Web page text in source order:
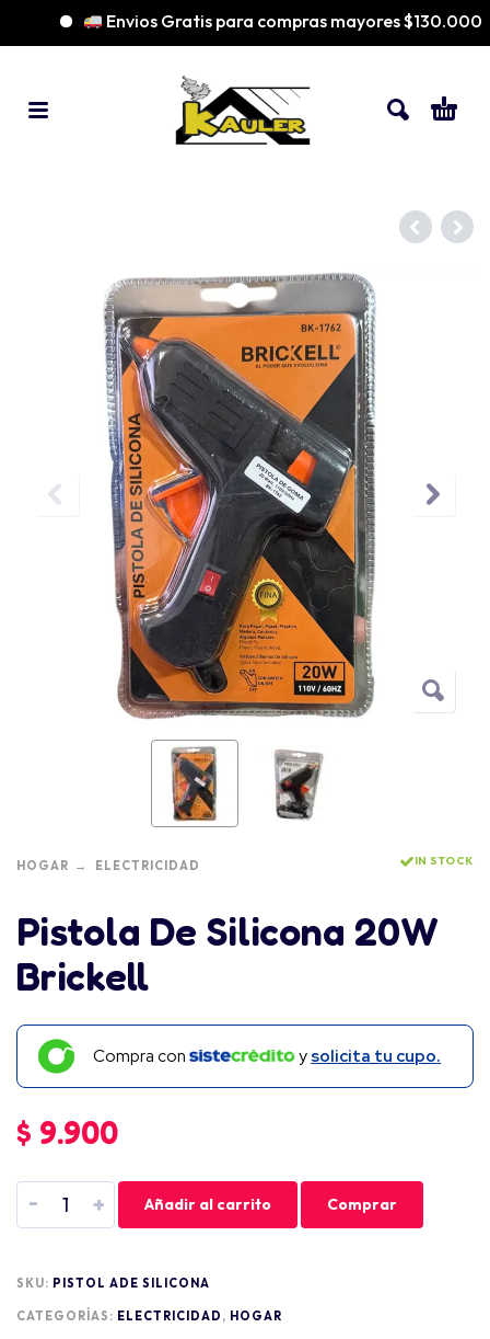
Envios Gratis para compras mayores $130.000
HOGAR ELECTRICIDAD IN STOCK
Pistola De Silicona 20W
Brickell
Compra con y solicita tu cupo.
$ 9.900
- + Añadir al carrito Comprar
SKU: PISTOL ADE SILICONA
CATEGORÍAS: ELECTRICIDAD , HOGAR